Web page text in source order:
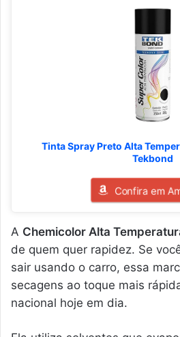
Tinta Spray Preto Alta
Tekbond
Confira em
A Chemicolor Alta
de quem quer rapidez. Se
sair usando o carro, essa
secagens ao toque mais
nacional hoje em dia.